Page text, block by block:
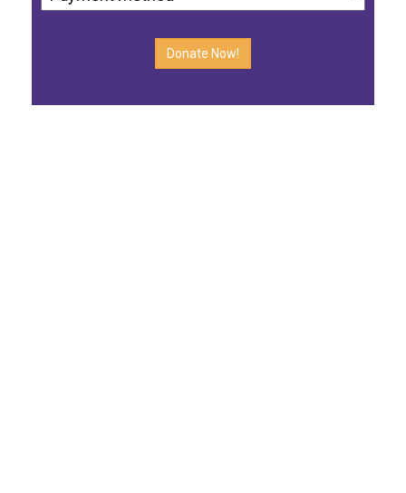
Donate Now!